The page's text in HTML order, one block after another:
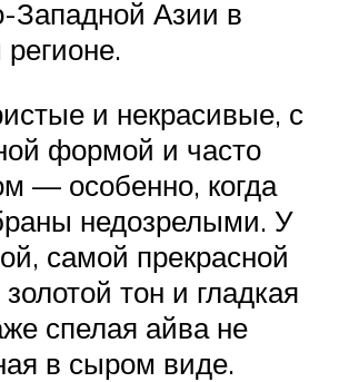
Западной Азии в
и некрасивые, с
формой и часто
— особенно, когда
недозрелыми. У
самой прекрасной
тон и гладкая
спелая айва не
в сыром виде.